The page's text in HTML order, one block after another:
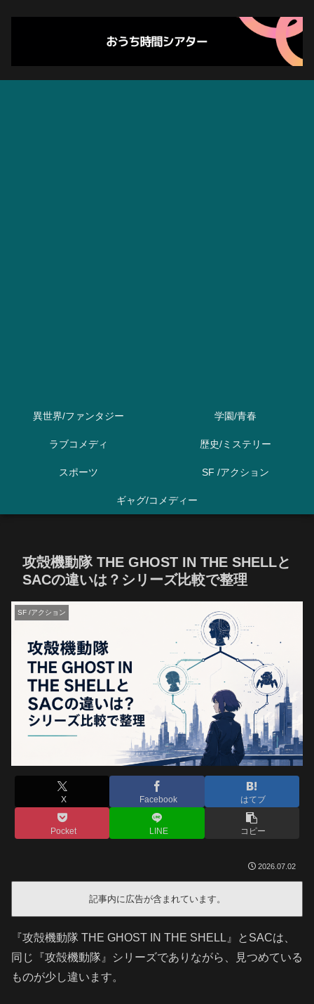
異世界/ファンタジー 学園/青春
ラブコメディ 歴史/ミステリー
スポーツ SF /アクション
ギャグ/コメディー
攻殻機動隊 THE GHOST IN THE SHELLと
SACの違いは？シリーズ比較で整理
SF /アクション
X Facebook はてブ
Pocket LINE コピー
2026.07.02
記事内に広告が含まれています。
『攻殻機動隊 THE GHOST IN THE SHELL』とSACは、
同じ『攻殻機動隊』シリーズでありながら、見つめている
ものが少し違います。